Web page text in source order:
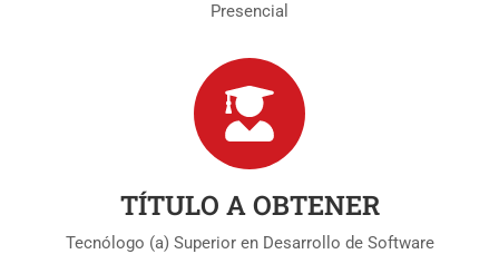
Presencial
TÍTULO A OBTENER
Tecnólogo (a) Superior en Desarrollo de Software